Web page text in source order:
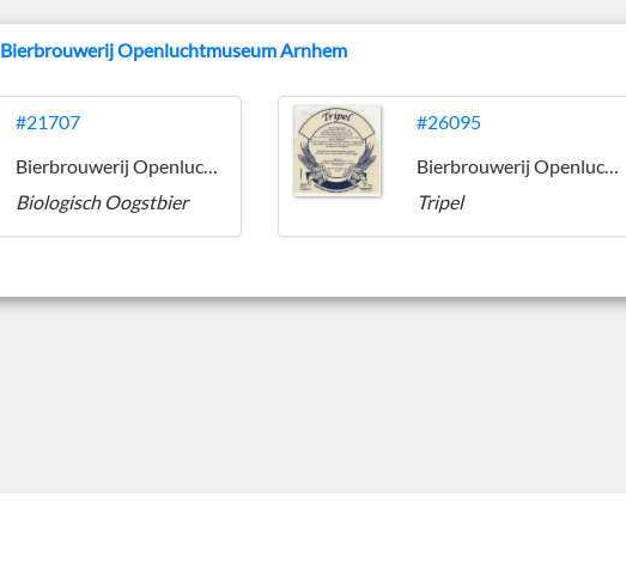
Bierbrouwerij Openluchtmuseum Arnhem
#21707
Bierbrouwerij Openluchtmuseum Arnhem
Biologisch Oogstbier
#26095
Bierbrouwerij Openluchtmuseum Arnhem
Tripel